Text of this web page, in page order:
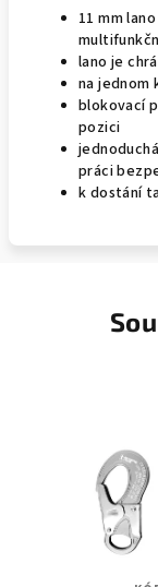
11 mm
lano je
na jednom
blokovací
pozici
práci
k dostání